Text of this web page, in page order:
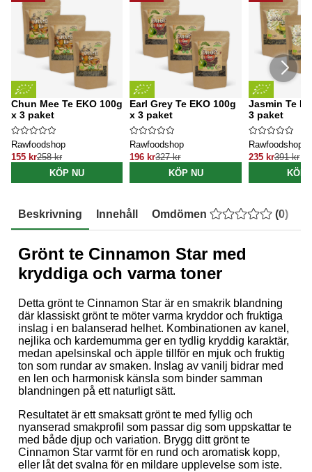
Chun Mee Te EKO 100g
x 3 paket
Rawfoodshop
155 kr258 kr
KÖP NU
Earl Grey Te EKO 100g
x 3 paket
Rawfoodshop
196 kr327 kr
KÖP NU
Jasmin Te
3 paket
Rawfoodshop
235 kr391 kr
KÖP
Beskrivning Innehåll Omdömen (0)
Grönt te Cinnamon Star med
kryddiga och varma toner
Detta grönt te Cinnamon Star är en smakrik blandning
där klassiskt grönt te möter varma kryddor och fruktiga
inslag i en balanserad helhet. Kombinationen av kanel,
nejlika och kardemumma ger en tydlig kryddig karaktär,
medan apelsinskal och äpple tillför en mjuk och fruktig
ton som rundar av smaken. Inslag av vanilj bidrar med
en len och harmonisk känsla som binder samman
blandningen på ett naturligt sätt.
Resultatet är ett smaksatt grönt te med fyllig och
nyanserad smakprofil som passar dig som uppskattar te
med både djup och variation. Brygg ditt grönt te
Cinnamon Star varmt för en rund och aromatisk kopp,
eller låt det svalna för en mildare upplevelse som iste.